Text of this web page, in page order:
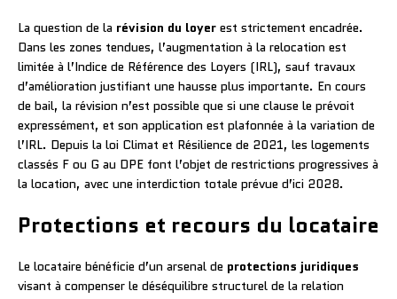
La question de la révision du loyer est strictement encadrée.
Dans les zones tendues, l’augmentation à la relocation est
limitée à l’Indice de Référence des Loyers (IRL), sauf travaux
d’amélioration justifiant une hausse plus importante. En cours
de bail, la révision n’est possible que si une clause le prévoit
expressément, et son application est plafonnée à la variation de
l’IRL. Depuis la loi Climat et Résilience de 2021, les logements
classés F ou G au DPE font l’objet de restrictions progressives à
la location, avec une interdiction totale prévue d’ici 2028.
Protections et recours du locataire
Le locataire bénéficie d’un arsenal de protections juridiques
visant à compenser le déséquilibre structurel de la relation